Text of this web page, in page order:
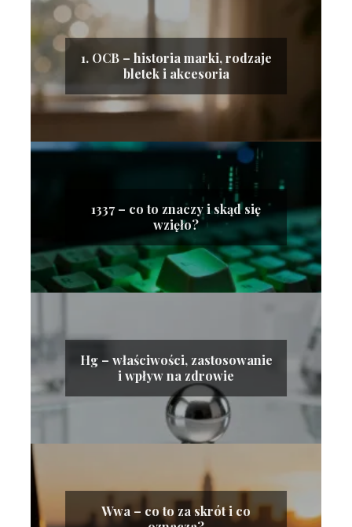
1. OCB – historia marki, rodzaje
bletek i akcesoria
1337 – co to znaczy i skąd się
wzięło?
Hg – właściwości, zastosowanie
i wpływ na zdrowie
Wwa – co to za skrót i co